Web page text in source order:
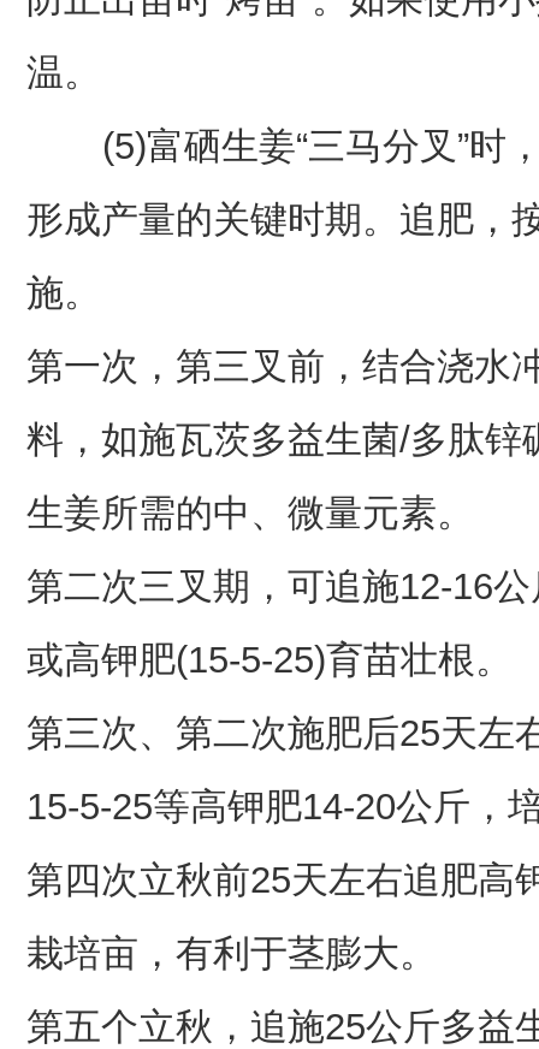
温。
(5)富硒生姜“三马分叉”时
形成产量的关键时期。追肥，
施。
第一次，第三叉前，结合浇水
料，如施瓦茨多益生菌/多肽
生姜所需的中、微量元素。
第二次三叉期，可追施12-16
或高钾肥(15-5-25)育苗壮根。
第三次、第二次施肥后25天左
15-5-25等高钾肥14-20公斤，
第四次立秋前25天左右追肥高
栽培亩，有利于茎膨大。
第五个立秋，追施25公斤多益